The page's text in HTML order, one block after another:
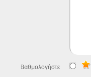
Βαθμολογήστε